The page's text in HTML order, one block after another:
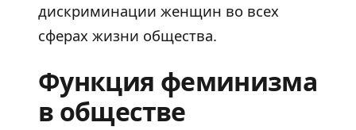
дискриминации женщин во всех
сферах жизни общества.
Функция феминизма
в обществе